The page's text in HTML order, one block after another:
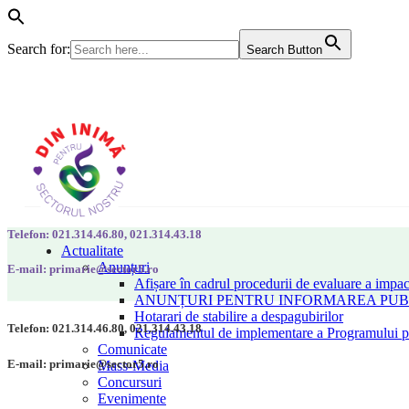
Search for: Search Button
Actualitate
Anunțuri
Afișare în cadrul procedurii de evaluare a
ANUNȚURI PENTRU INFORMAREA
Hotarari de stabilire a despagubirilor
Regulamentul de implementare a Programului
Comunicate
Mass-Media
Concursuri
Evenimente
Telefon: 021.314.46.80, 021.314.43.18
E-mail: primarie@sector5.ro
Telefon: 021.314.46.80, 021.314.43.18
E-mail: primarie@sector5.ro